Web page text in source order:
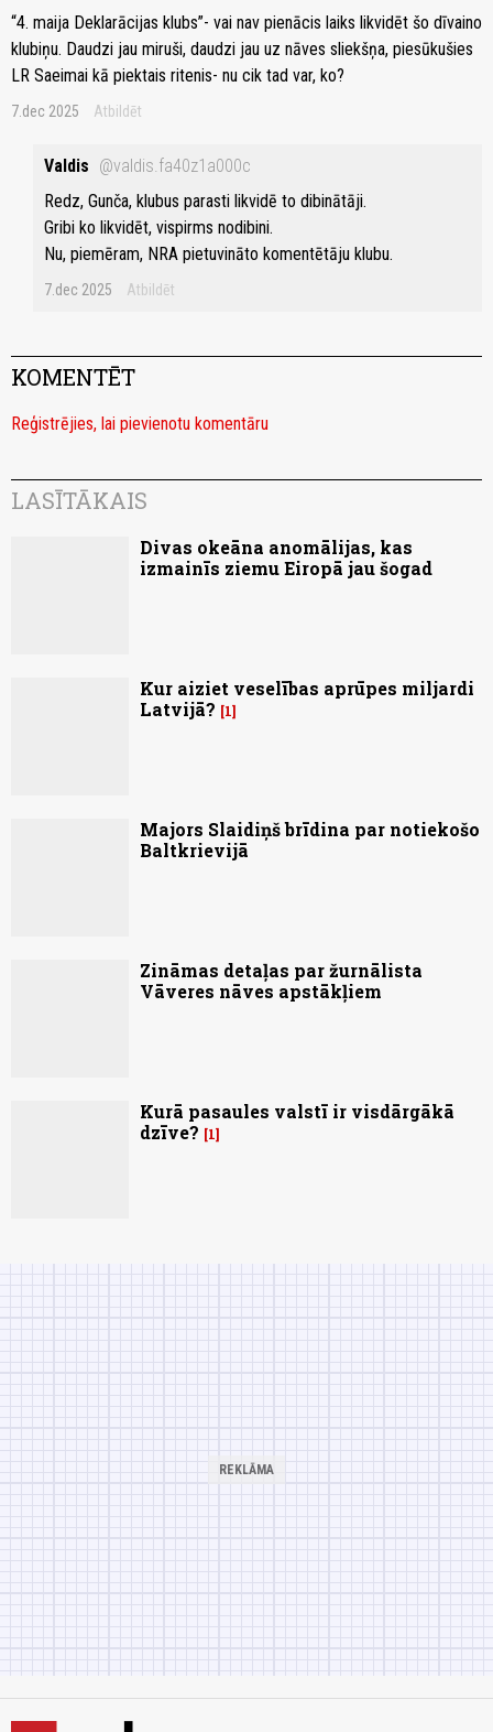
“4. maija Deklarācijas klubs”- vai nav pienācis laiks likvidēt šo dīvaino
klubiņu. Daudzi jau miruši, daudzi jau uz nāves sliekšņa, piesūkušies
LR Saeimai kā piektais ritenis- nu cik tad var, ko?
7.dec 2025 Atbildēt
Valdis @valdis.fa40z1a000c
Redz, Gunča, klubus parasti likvidē to dibinātāji.
Gribi ko likvidēt, vispirms nodibini.
Nu, piemēram, NRA pietuvināto komentētāju klubu.
7.dec 2025 Atbildēt
KOMENTĒT
Reģistrējies, lai pievienotu komentāru
LASĪTĀKAIS
Divas okeāna anomālijas, kas
izmainīs ziemu Eiropā jau šogad
Kur aiziet veselības aprūpes miljardi
Latvijā?
1
Majors Slaidiņš brīdina par notiekošo
Baltkrievijā
Zināmas detaļas par žurnālista
Vāveres nāves apstākļiem
Kurā pasaules valstī ir visdārgākā
dzīve?
1